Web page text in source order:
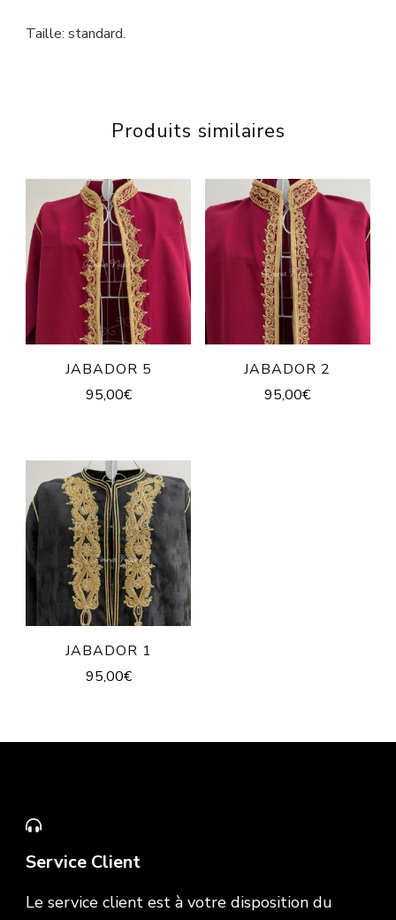
Taille: standard.
Produits similaires
JABADOR 5
95,00€
JABADOR 2
95,00€
JABADOR 1
95,00€
Service Client
Le service client est à votre disposition du